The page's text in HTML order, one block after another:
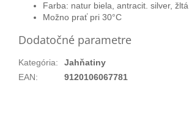
Farba: natur biela, antracit. silver, žltá
Možno prať pri 30°C
Dodatočné parametre
Kategória:
Jahňatiny
EAN: 9120106067781